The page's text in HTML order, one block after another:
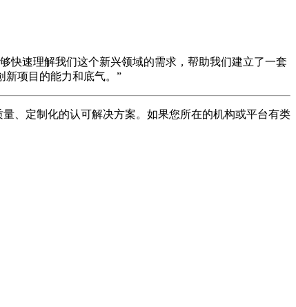
快速理解我们这个新兴领域的需求，帮助我们建立了一套
新项目的能力和底气。”
、定制化的认可解决方案。如果您所在的机构或平台有类